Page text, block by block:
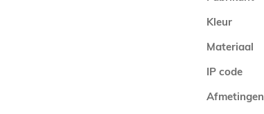
Kleur
Materiaal
IP code
Afmetingen